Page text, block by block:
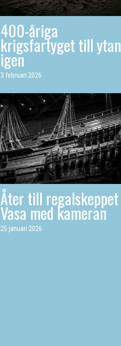
400-åriga
krigsfartyget till ytan
igen
3 februari 2026
Åter till regalskeppet
Vasa med kameran
25 januari 2026